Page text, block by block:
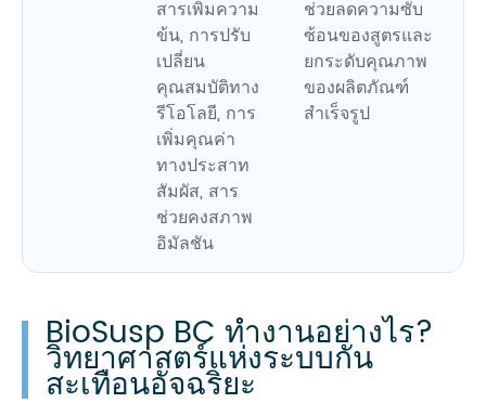
สารเพิ่มความ
ข้น, การปรับ
เปลี่ยน
คุณสมบัติทาง
รีโอโลยี, การ
เพิ่มคุณค่า
ทางประสาท
สัมผัส, สาร
ช่วยคงสภาพ
อิมัลชัน
ช่วยลดความซับ
ซ้อนของสูตรและ
ยกระดับคุณภาพ
ของผลิตภัณฑ์
สำเร็จรูป
BioSusp BC ทำงานอย่างไร?
วิทยาศาสตร์แห่งระบบกัน
สะเทือนอัจฉริยะ